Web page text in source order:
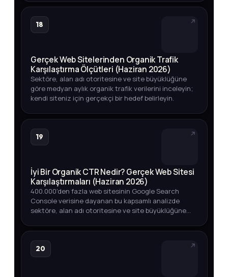
18
Gerçek Web Sitelerinden Organik Trafik
Karşılaştırma Ölçütleri (Haziran 2026)
Sektöre, alan adı otoritesine ve site büyüklüğüne
göre medyan aylık organik trafik verilerini inceleyin;
kendi siteniz için gerçekçi bir hedef belirleyin.
19
İyi Bir Organik CTR Nedir? Gerçek Web Sitesi
Karşılaştırmaları (Haziran 2026)
400.000'den fazla web sitesinin Google Search
Console verisine dayanan bu kapsamlı analizde
sektöre, alan adı otoritesine ve site büyüklüğüne
keşfedin.
20